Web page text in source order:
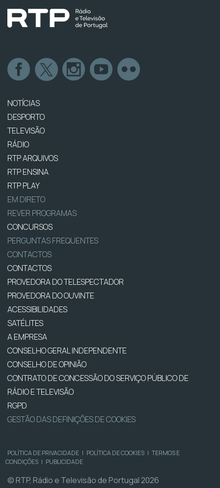
NOTÍCIAS
DESPORTO
TELEVISÃO
RÁDIO
RTP ARQUIVOS
RTP ENSINA
RTP PLAY
EM DIRETO
REVER PROGRAMAS
CONCURSOS
PERGUNTAS FREQUENTES
CONTACTOS
CONTACTOS
PROVEDORA DO TELESPECTADOR
PROVEDORA DO OUVINTE
ACESSIBILIDADES
SATÉLITES
A EMPRESA
CONSELHO GERAL INDEPENDENTE
CONSELHO DE OPINIÃO
CONTRATO DE CONCESSÃO DO SERVIÇO PÚBLICO DE
RÁDIO E TELEVISÃO
RGPD
GESTÃO DAS DEFINIÇÕES DE COOKIES
POLÍTICA DE PRIVACIDADE | POLÍTICA DE COOKIES | TERMOS E
CONDIÇÕES | PUBLICIDADE
© RTP, Rádio e Televisão de Portugal 2026